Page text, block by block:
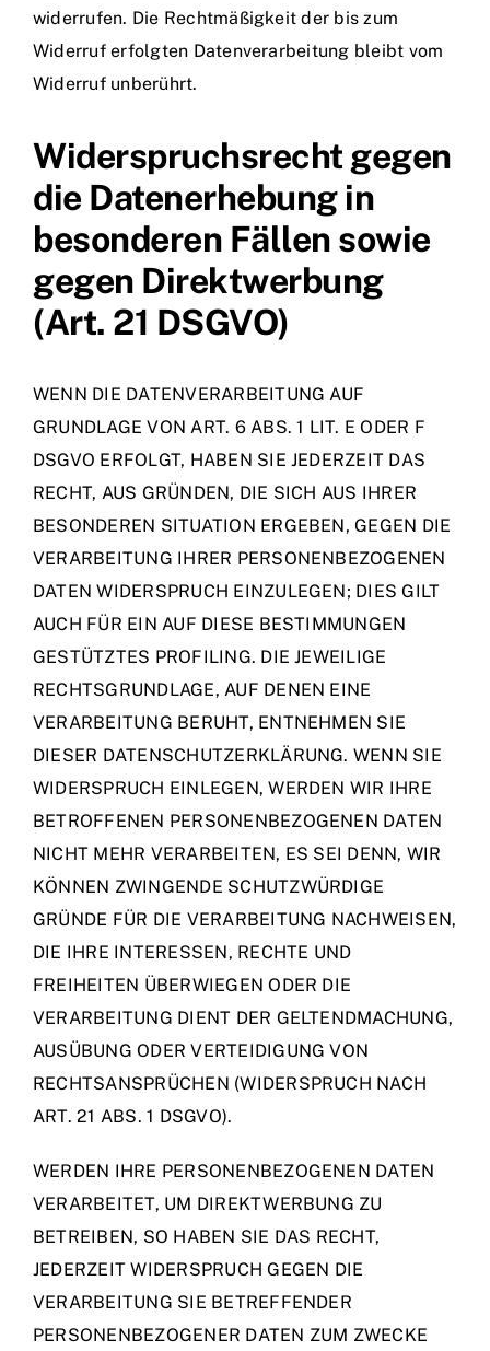
widerrufen. Die Rechtmäßigkeit der bis zum
Widerruf erfolgten Datenverarbeitung bleibt vom
Widerruf unberührt.
Widerspruchsrecht gegen
die Datenerhebung in
besonderen Fällen sowie
gegen Direktwerbung
(Art. 21 DSGVO)
WENN DIE DATENVERARBEITUNG AUF
GRUNDLAGE VON ART. 6 ABS. 1 LIT. E ODER F
DSGVO ERFOLGT, HABEN SIE JEDERZEIT DAS
RECHT, AUS GRÜNDEN, DIE SICH AUS IHRER
BESONDEREN SITUATION ERGEBEN, GEGEN DIE
VERARBEITUNG IHRER PERSONENBEZOGENEN
DATEN WIDERSPRUCH EINZULEGEN; DIES GILT
AUCH FÜR EIN AUF DIESE BESTIMMUNGEN
GESTÜTZTES PROFILING. DIE JEWEILIGE
RECHTSGRUNDLAGE, AUF DENEN EINE
VERARBEITUNG BERUHT, ENTNEHMEN SIE
DIESER DATENSCHUTZERKLÄRUNG. WENN SIE
WIDERSPRUCH EINLEGEN, WERDEN WIR IHRE
BETROFFENEN PERSONENBEZOGENEN DATEN
NICHT MEHR VERARBEITEN, ES SEI DENN, WIR
KÖNNEN ZWINGENDE SCHUTZWÜRDIGE
GRÜNDE FÜR DIE VERARBEITUNG NACHWEISEN,
DIE IHRE INTERESSEN, RECHTE UND
FREIHEITEN ÜBERWIEGEN ODER DIE
VERARBEITUNG DIENT DER GELTENDMACHUNG,
AUSÜBUNG ODER VERTEIDIGUNG VON
RECHTSANSPRÜCHEN (WIDERSPRUCH NACH
ART. 21 ABS. 1 DSGVO).
WERDEN IHRE PERSONENBEZOGENEN DATEN
VERARBEITET, UM DIREKTWERBUNG ZU
BETREIBEN, SO HABEN SIE DAS RECHT,
JEDERZEIT WIDERSPRUCH GEGEN DIE
VERARBEITUNG SIE BETREFFENDER
PERSONENBEZOGENER DATEN ZUM ZWECKE